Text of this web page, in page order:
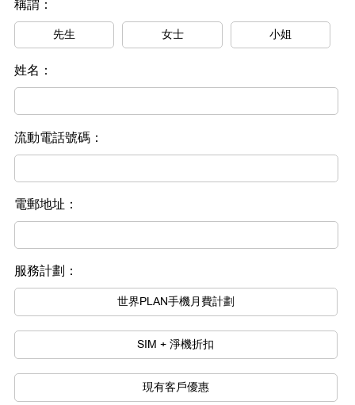
稱謂：
先生 女士 小姐
姓名：
流動電話號碼：
電郵地址：
服務計劃：
世界PLAN手機月費計劃
SIM + 淨機折扣
現有客戶優惠